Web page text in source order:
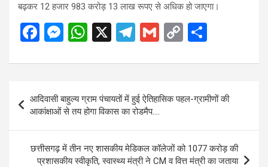
बढ़कर 12 हजार 983 करोड़ 13 लाख रूपए से अधिक हो जाएगा।
F
ce
b
o
o
k
M
se
g
er
W
at
A
p
p
X
T
e
gr
a
m
G
ail
C
py
n
k
ar
e
Post
navigation
आदिवासी बाहुल्य ग्राम पंचायतों में हुई ऐतिहासिक पहल-ग्रामीणों की
आकांक्षाओं से तय होगा विकास का रोडमैप….
छत्तीसगढ़ में तीन नए शासकीय मेडिकल कॉलेजों को 1077 करोड़ की
प्रशासकीय स्वीकृति, स्वास्थ्य मंत्री ने CM व वित्त मंत्री का जताया